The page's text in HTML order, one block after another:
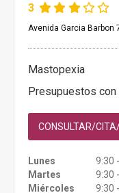
3
Avenida Garcia Barbon
Mastopexia
Presupuestos con
CONSULTAR/
Lunes
9:30
Martes
9:30
Miércoles
9:30